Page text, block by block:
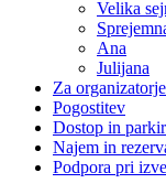
Velika
Ana
Julijana
Za
Pogostitev
Dostop in
Najem in
Podpora pri